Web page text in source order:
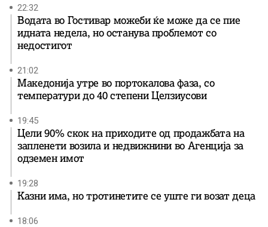
22:32
Водата во Гостивар можеби ќе може да се пие
идната недела, но останува проблемот со
недостигот
21:02
Македонија утре во портокалова фаза, со
температури до 40 степени Целзиусови
19:45
Цели 90% скок на приходите од продажбата на
запленети возила и недвижнини во Агенција за
одземен имот
19:28
Казни има, но тротинетите се уште ги возат деца
18:06